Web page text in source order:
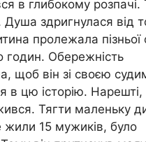
в глибокому розпачі.
Душа здригнулася від
пролежала пізньої
годин. Обережність
щоб він зі своєю
в цю історію.
Тягти маленьку
жили 15 мужиків, було